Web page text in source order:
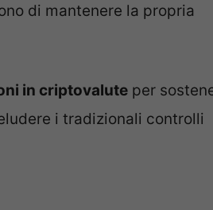
di mantenere la propria
in criptovalute per
i tradizionali controlli